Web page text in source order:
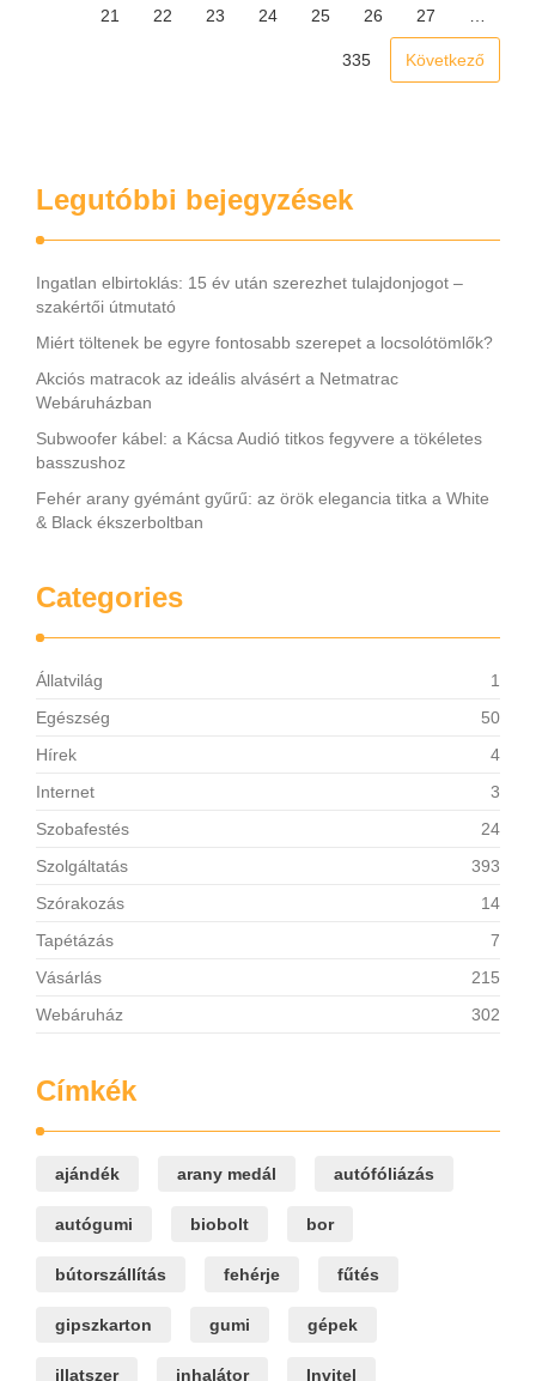
21 22 23 24 25 26 27
335 Következő
Legutóbbi bejegyzések
Ingatlan elbirtoklás: 15 év után szerezhet tulajdonjogot –
szakértői útmutató
Miért töltenek be egyre fontosabb szerepet a locsolótömlők?
Akciós matracok az ideális alvásért a Netmatrac
Webáruházban
Subwoofer kábel: a Kácsa Audió titkos fegyvere a tökéletes
basszushoz
Fehér arany gyémánt gyűrű: az örök elegancia titka a White
& Black ékszerboltban
Categories
Állatvilág
1
Egészség
50
Hírek
4
Internet
3
Szobafestés
24
Szolgáltatás
393
Szórakozás
14
Tapétázás
7
Vásárlás
215
Webáruház
302
Címkék
ajándék arany medál autófóliázás
autógumi biobolt bor
bútorszállítás fehérje fűtés
gipszkarton gumi gépek
illatszer inhalátor Invitel